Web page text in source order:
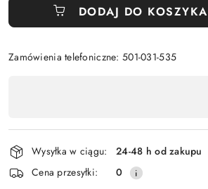
DODAJ DO KOSZYKA
Zamówienia telefoniczne: 501-031-535
płatność
i
dostawa
Wysyłka w ciągu:
24-48 h od zakupu
Cena przesyłki:
0